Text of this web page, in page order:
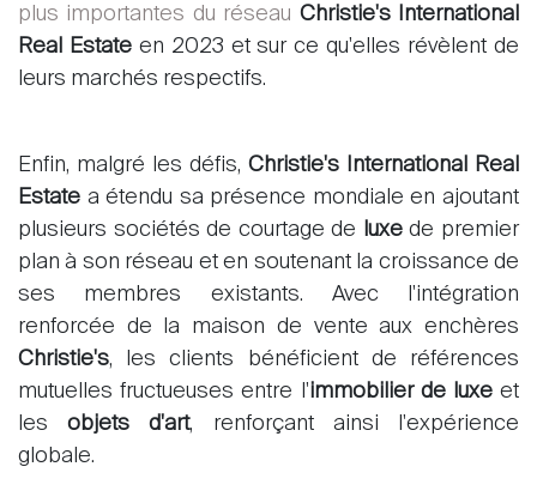
Acheter
Louer
International
Vendre
plus importantes du réseau Christie's International
Real Estateen 2023 et sur ce qu'elles révèlent de
leurs marchés respectifs.
Enfin, malgré les défis, Christie's International Real
Estate a étendu sa présence mondiale en ajoutant
plusieurs sociétés de courtage de
luxede premier
plan à son réseau et en soutenant la croissance de
ses membres existants. Avec l'intégration
renforcée de la maison de vente aux enchères
Christie's, les clients bénéficient de références
mutuelles fructueuses entre l'immobilier de luxeet
lesobjets d'art, renforçant ainsi l'expérience
globale.